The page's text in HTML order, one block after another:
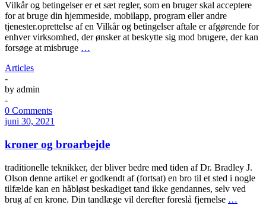
Vilkår og betingelser er et sæt regler, som en bruger skal acceptere
for at bruge din hjemmeside, mobilapp, program eller andre
tjenester.oprettelse af en Vilkår og betingelser aftale er afgørende for
enhver virksomhed, der ønsker at beskytte sig mod brugere, der kan
forsøge at misbruge …
Articles
-
by admin
-
0 Comments
juni 30, 2021
kroner og broarbejde
traditionelle teknikker, der bliver bedre med tiden af Dr. Bradley J.
Olson denne artikel er godkendt af (fortsat) en bro til et sted i nogle
tilfælde kan en håbløst beskadiget tand ikke gendannes, selv ved
brug af en krone. Din tandlæge vil derefter foreslå fjernelse …